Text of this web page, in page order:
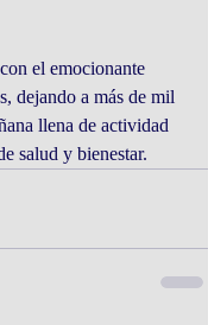
el emocionante
dejando a más de mil
llena de actividad
salud y bienestar.